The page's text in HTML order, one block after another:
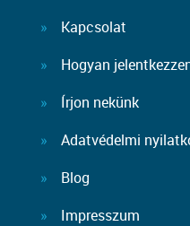
Kapcsolat
Hogyan
Írjon nekünk
Adatvédelmi
Blog
Impresszum